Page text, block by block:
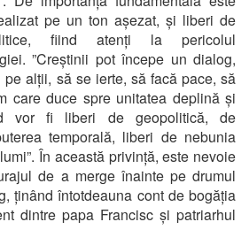
pe un ton așezat, și liberi de
fiind atenți la pericolul
”Creștinii pot începe un dialog,
alții, să se ierte, să facă pace, să
care duce spre unitatea deplină și
vor fi liberi de geopolitică, de
temporală, liberi de nebunia
În această privință, este nevoie
de a merge înainte pe drumul
ținând întotdeauna cont de bogăția
dintre papa Francisc și patriarhul